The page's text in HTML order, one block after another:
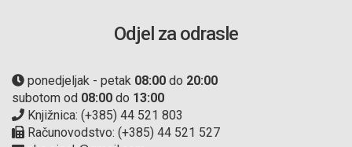
Odjel za odrasle
ponedjeljak - petak 08:00 do 20:00
subotom od 08:00 do 13:00
Knjižnica: (+385) 44 521 803
Računovodstvo: (+385) 44 521 527